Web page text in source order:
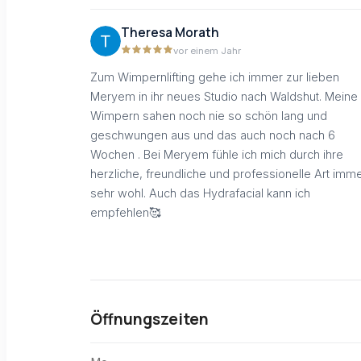
Theresa Morath
vor einem Jahr
Zum Wimpernlifting gehe ich immer zur lieben
Meryem in ihr neues Studio nach Waldshut. Meine
Wimpern sahen noch nie so schön lang und
geschwungen aus und das auch noch nach 6
Wochen . Bei Meryem fühle ich mich durch ihre
herzliche, freundliche und professionelle Art
sehr wohl. Auch das Hydrafacial kann ich
empfehlen🥰
Öffnungszeiten